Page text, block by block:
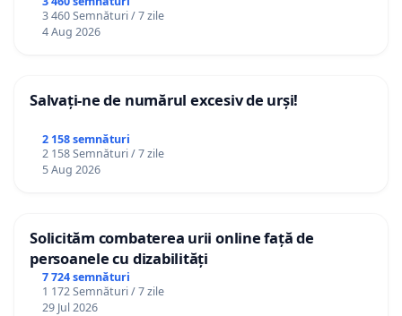
3 460 Semnături / 7 zile
4 Aug 2026
Salvați-ne de numărul excesiv de urși!
2 158 semnături
2 158 Semnături / 7 zile
5 Aug 2026
Solicităm combaterea urii online față de
persoanele cu dizabilități
7 724 semnături
1 172 Semnături / 7 zile
29 Jul 2026